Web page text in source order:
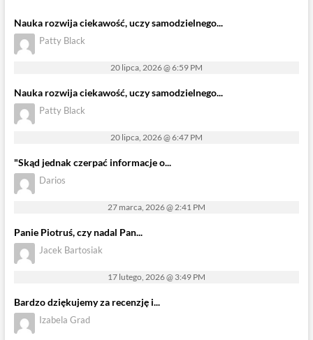
Nauka rozwija ciekawość, uczy samodzielnego...
Patty Black
20 lipca, 2026 @ 6:59 PM
Nauka rozwija ciekawość, uczy samodzielnego...
Patty Black
20 lipca, 2026 @ 6:47 PM
"Skąd jednak czerpać informacje o...
Darios
27 marca, 2026 @ 2:41 PM
Panie Piotruś, czy nadal Pan...
Jacek Bartosiak
17 lutego, 2026 @ 3:49 PM
Bardzo dziękujemy za recenzję i...
Izabela Grad